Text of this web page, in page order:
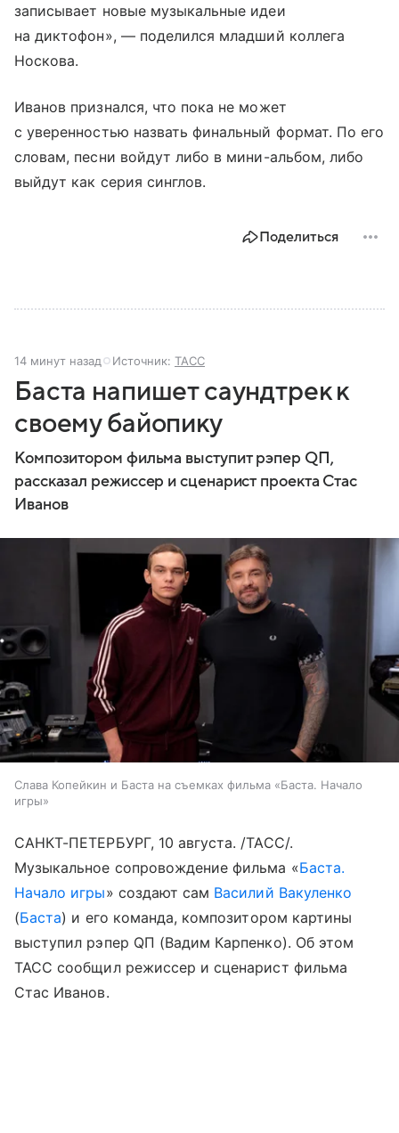
записывает новые музыкальные идеи
на диктофон», — поделился младший коллега
Носкова.
Иванов признался, что пока не может
с уверенностью назвать финальный формат. По его
словам, песни войдут либо в мини-альбом, либо
выйдут как серия синглов.
Поделиться
14 минут назад Источник: ТАСС
Баста напишет саундтрек к
своему байопику
Композитором фильма выступит рэпер QП,
рассказал режиссер и сценарист проекта Стас
Иванов
Слава Копейкин и Баста на съемках фильма «Баста. Начало
игры»
САНКТ-ПЕТЕРБУРГ, 10 августа. /ТАСС/.
Музыкальное сопровождение фильма «Баста.
Начало игры» создают сам Василий Вакуленко
(Баста) и его команда, композитором картины
выступил рэпер QП (Вадим Карпенко). Об этом
ТАСС сообщил режиссер и сценарист фильма
Стас Иванов.